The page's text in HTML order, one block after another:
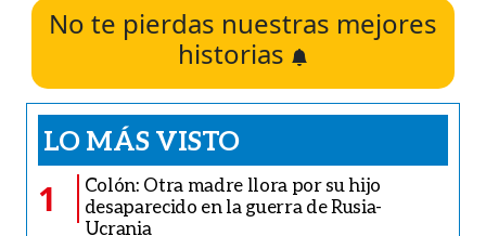
No te pierdas nuestras mejores
historias
LO MÁS VISTO
1
Colón: Otra madre llora por su hijo
desaparecido en la guerra de Rusia-
Ucrania